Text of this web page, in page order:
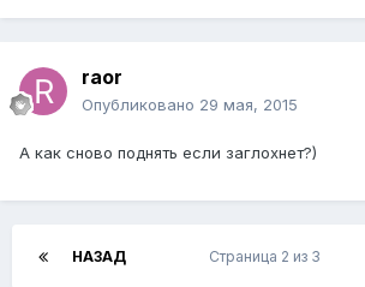
raor
Опубликовано 29 мая, 2015
А как сново поднять если заглохнет?)
НАЗАД Страница 2 из 3